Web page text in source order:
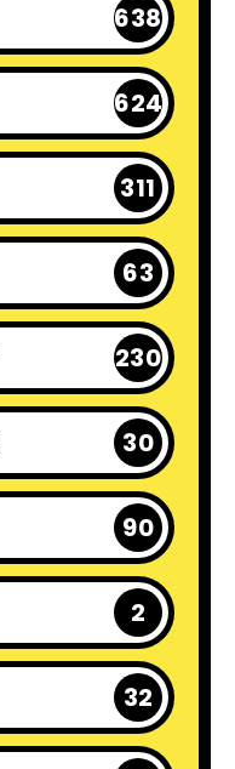
638
624
311
63
230
30
90
2
32